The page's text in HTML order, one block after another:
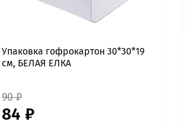
Упаковка гофрокартон 30*30*19
см, БЕЛАЯ ЕЛКА
90 ₽
84 ₽